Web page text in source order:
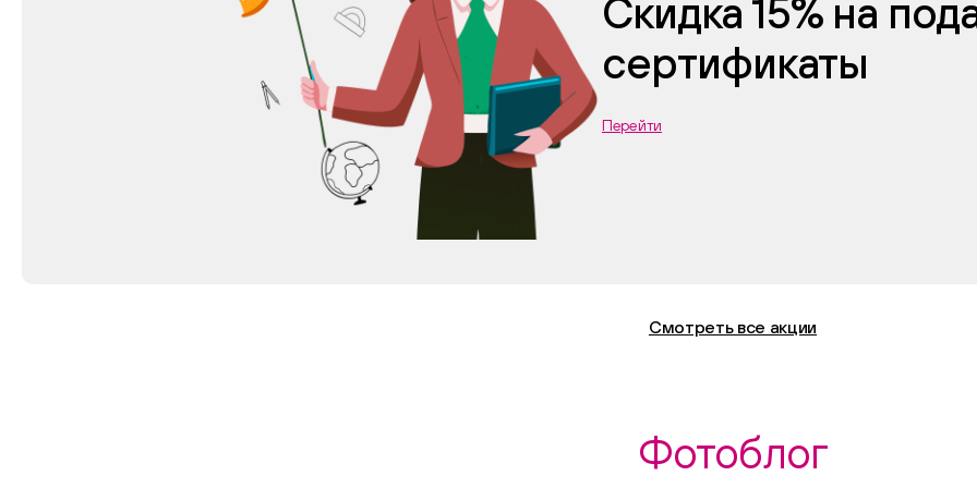
Скидка 15% на
сертификаты
Перейти
Смотреть все акции
Фотоблог